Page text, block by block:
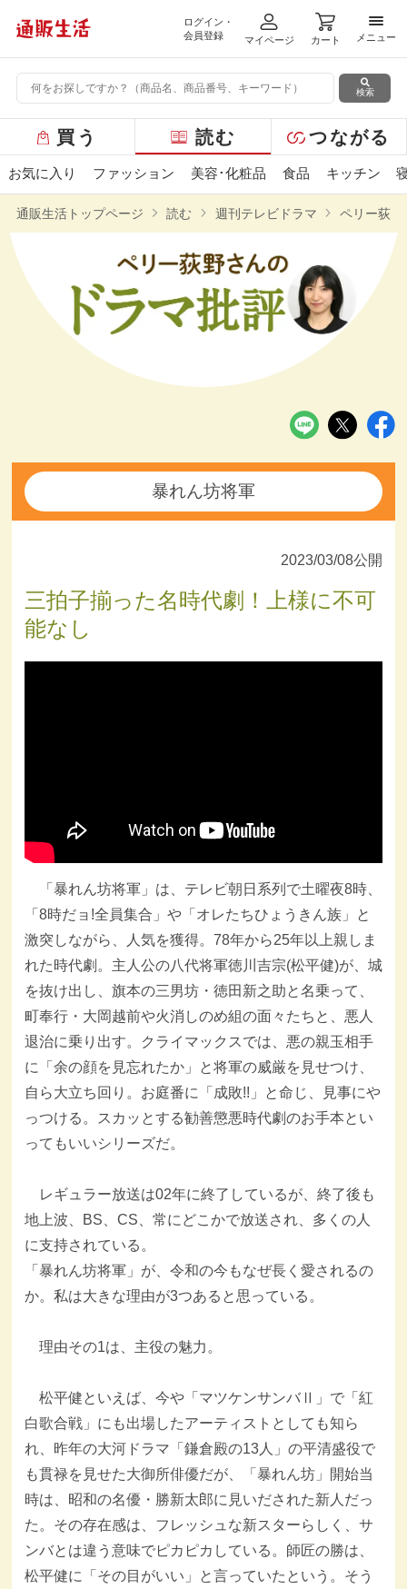
ログイン・
会員登録
マイページ カート
メニ
メニュー
検索
ー
バ
ニ
買う 読む つながる
お気に入り ファッション 美容･化粧品 食品 キッチン
通販生活トップページ 読む 週刊テレビドラマ ペリー荻野
暴れん坊将軍
2023/03/08公開
三拍子揃った名時代劇！上様に不可
能なし
「暴れん坊将軍」は、テレビ朝日系列で土曜夜8時、
「8時だョ!全員集合」や「オレたちひょうきん族」と
激突しながら、人気を獲得。78年から25年以上親しま
れた時代劇。主人公の八代将軍徳川吉宗(松平健)が、城
を抜け出し、旗本の三男坊・徳田新之助と名乗って、
町奉行・大岡越前や火消しのめ組の面々たちと、悪人
退治に乗り出す。クライマックスでは、悪の親玉相手
に「余の顔を見忘れたか」と将軍の威厳を見せつけ、
自ら大立ち回り。お庭番に「成敗!!」と命じ、見事にや
っつける。スカッとする勧善懲悪時代劇のお手本とい
ってもいいシリーズだ。
レギュラー放送は02年に終了しているが、終了後も
地上波、BS、CS、常にどこかで放送され、多くの人
に支持されている。
「暴れん坊将軍」が、令和の今もなぜ長く愛されるの
か。私は大きな理由が3つあると思っている。
理由その1は、主役の魅力。
松平健といえば、今や「マツケンサンバⅡ」で「紅
白歌合戦」にも出場したアーティストとしても知ら
れ、昨年の大河ドラマ「鎌倉殿の13人」の平清盛役で
も貫禄を見せた大御所俳優だが、「暴れん坊」開始当
時は、昭和の名優・勝新太郎に見いだされた新人だっ
た。その存在感は、フレッシュな新スターらしく、サ
ンバとは違う意味でピカピカしている。師匠の勝は、
松平健に「その目がいい」と言っていたという。そう